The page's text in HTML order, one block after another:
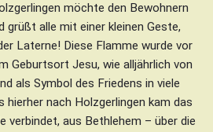
möchte den Bewohnern
grüßt alle mit einer kleinen Geste,
Laterne! Diese Flamme wurde vor
Geburtsort Jesu, wie alljährlich von
als Symbol des Friedens in viele
hierher nach Holzgerlingen kam das
verbindet, aus Bethlehem – über die